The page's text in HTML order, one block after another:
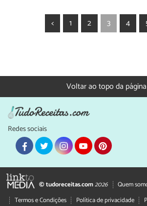
< 1 2 3 4
Voltar ao topo da
Redes sociais
© tudoreceitas.com2026 Quem
Termos e Condições
Política de privacidade